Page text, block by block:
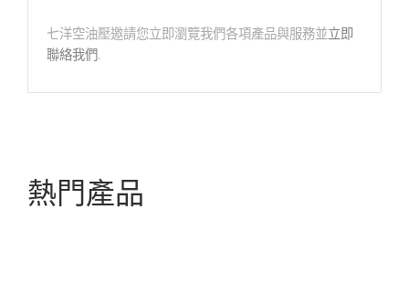
七洋空油壓邀請您立即瀏覽我們各項產品與服務並立即
聯絡我們.
熱門產品